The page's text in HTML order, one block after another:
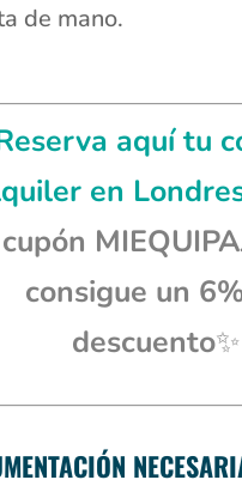
de mano.
aquí tu
en
cupón
consigue un
descuento✨